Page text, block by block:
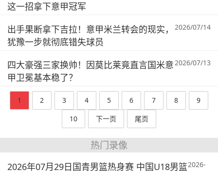
这一招拿下意甲冠军
出手果断拿下吉拉！意甲米兰转会的现实，
犹豫一步就彻底错失球员
2026/07/14
四大豪强三家换帅！因莫比莱竟直言国米意
甲卫冕基本稳了？
2026/07/13
1 2 3 4 5 6 7 8
9
10
下一页 尾页
热门录像
2026年07月29日国青男篮热身赛 中国U18男篮2026-